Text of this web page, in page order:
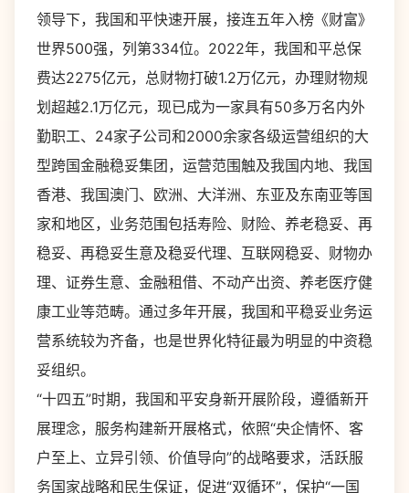
领导下，我国和平快速开展，接连五年入榜《财富》
世界500强，列第334位。2022年，我国和平总保
费达2275亿元，总财物打破1.2万亿元，办理财物规
划超越2.1万亿元，现已成为一家具有50多万名内外
勤职工、24家子公司和2000余家各级运营组织的大
型跨国金融稳妥集团，运营范围触及我国内地、我国
香港、我国澳门、欧洲、大洋洲、东亚及东南亚等国
家和地区，业务范围包括寿险、财险、养老稳妥、再
稳妥、再稳妥生意及稳妥代理、互联网稳妥、财物办
理、证券生意、金融租借、不动产出资、养老医疗健
康工业等范畴。通过多年开展，我国和平稳妥业务运
营系统较为齐备，也是世界化特征最为明显的中资稳
妥组织。
“十四五”时期，我国和平安身新开展阶段，遵循新开
展理念，服务构建新开展格式，依照“央企情怀、客
户至上、立异引领、价值导向”的战略要求，活跃服
务国家战略和民生保证，促进“双循环”，保护“一国